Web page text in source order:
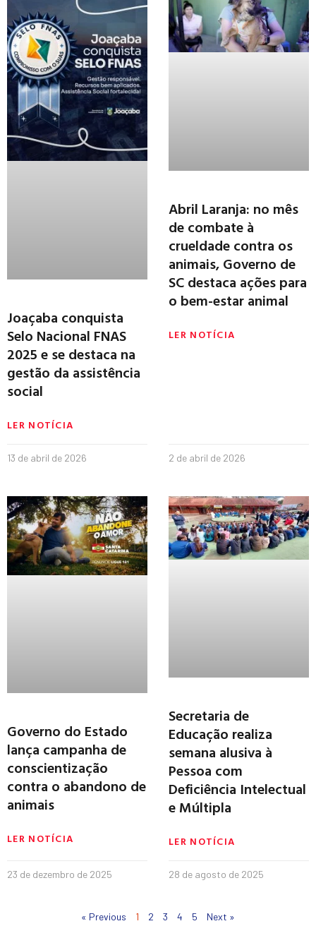
Joaçaba conquista
Selo Nacional FNAS
2025 e se destaca na
gestão da assistência
social
LER NOTÍCIA
13 de abril de 2026
Abril Laranja: no mês
de combate à
crueldade contra os
animais, Governo de
SC destaca ações para
o bem-estar animal
LER NOTÍCIA
2 de abril de 2026
Governo do Estado
lança campanha de
conscientização
contra o abandono de
animais
LER NOTÍCIA
23 de dezembro de 2025
Secretaria de
Educação realiza
semana alusiva à
Pessoa com
Deficiência Intelectual
e Múltipla
LER NOTÍCIA
28 de agosto de 2025
« Previous 1 2 3 4 5 Next »